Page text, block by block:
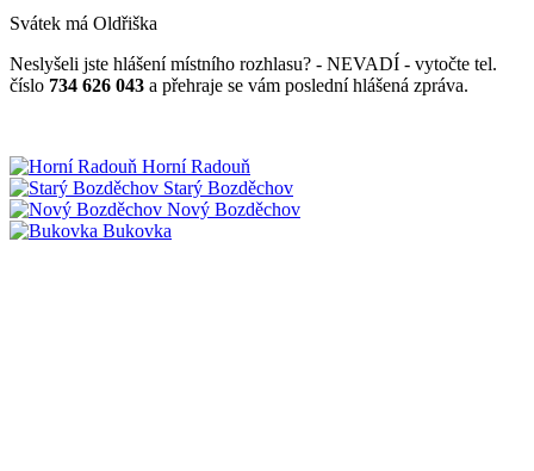
Svátek má Oldřiška
Neslyšeli jste hlášení místního rozhlasu? - NEVADÍ - vytočte tel.
číslo 734 626 043 a přehraje se vám poslední hlášená zpráva.
Horní Radouň
Starý Bozděchov
Nový Bozděchov
Bukovka